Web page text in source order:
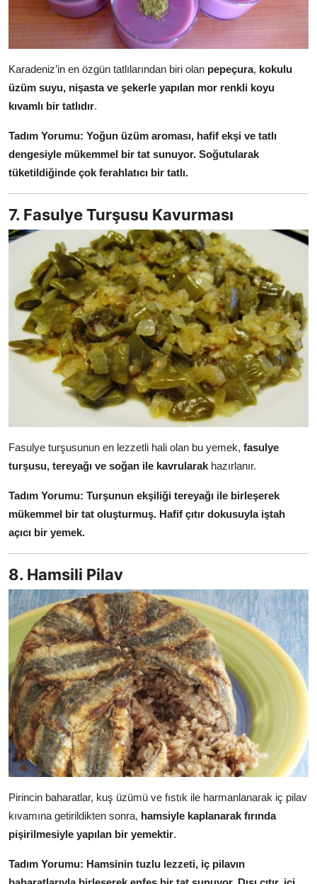
Karadeniz’in en özgün tatlılarından biri olan pepeçura, kokulu
üzüm suyu, nişasta ve şekerle yapılan mor renkli koyu
kıvamlı bir tatlıdır.
Tadım Yorumu: Yoğun üzüm aroması, hafif ekşi ve tatlı
dengesiyle mükemmel bir tat sunuyor. Soğutularak
tüketildiğinde çok ferahlatıcı bir tatlı.
7. Fasulye Turşusu Kavurması
Fasulye turşusunun en lezzetli hali olan bu yemek, fasulye
turşusu, tereyağı ve soğan ile kavrularak hazırlanır.
Tadım Yorumu: Turşunun ekşiliği tereyağı ile birleşerek
mükemmel bir tat oluşturmuş. Hafif çıtır dokusuyla iştah
açıcı bir yemek.
8. Hamsili Pilav
Pirincin baharatlar, kuş üzümü ve fıstık ile harmanlanarak iç pilav
kıvamına getirildikten sonra, hamsiyle kaplanarak fırında
pişirilmesiyle yapılan bir yemektir.
Tadım Yorumu: Hamsinin tuzlu lezzeti, iç pilavın